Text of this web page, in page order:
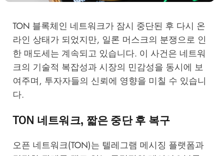
TON 블록체인 네트워크가 잠시 중단된 후 다시 온
라인 상태가 되었지만, 일론 머스크의 분쟁으로 인
한 매도세는 계속되고 있습니다. 이 사건은 네트워
크의 기술적 복잡성과 시장의 민감성을 동시에 보
여주며, 투자자들의 신뢰에 영향을 미칠 수 있습니
다.
TON 네트워크, 짧은 중단 후 복구
오픈 네트워크(TON)는 텔레그램 메시징 플랫폼과